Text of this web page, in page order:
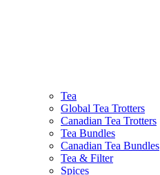
Tea
Global Tea Trotters
Canadian Tea Trotters
Tea Bundles
Canadian Tea Bundles
Tea & Filter
Spices